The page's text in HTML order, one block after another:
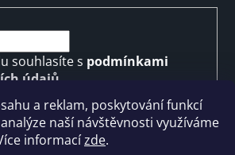
a reklam, poskytování funkcí
naší návštěvnosti využíváme
informacízde.
souhlasíte s podmínkami
údajů